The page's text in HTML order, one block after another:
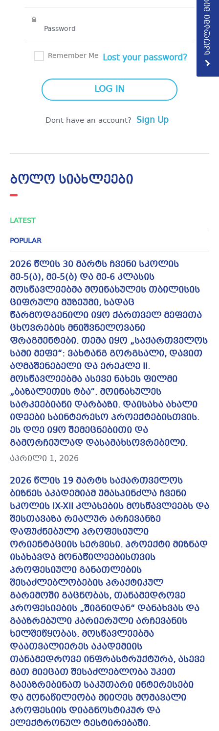
Remember Me Lost your password?
Dont have an account? Sign Up
ბოლო სიახლეები
LATEST
POPULAR
2026 წლის 30 მარტს ჩვენი სკოლის
მე-5(ა), მე-5(ბ) და მე-6 კლასის
მოსწავლეებმა მოინახულეს თბილისის
ციფრული მუზეუმი, სადაც
წარმოდგენილი იყო ქართველ მეფეთა
ცხოვრების მნიშვნელოვანი
ფრაგმენტები. თემა იყო „საქართველოს
სამი მეფე“: ვახტანგ გორგსალი, დავით
აღმაშენებელი და ერეკლე II.
მოსწავლეებმა ასევე ნახეს ფილმი
„ბაზალეთის ტბა“. მოინახულეს
სარკეებიანი დარბაზი. დაისახა ახალი
იდეები საინტერესო პროექტებისთვის.
ეს დღე იყო შემეცნებითი და
გამორჩეულად დასამახსოვრებელი.
აპრილი 1, 2026
2026 წლის 19 მარტს საქართველოს
ბიზნეს აკადემიამ უმასპინძლა ჩვენი
სკოლის IX-XII კლასების მოსწავლეებს და
შესთავაზა რეალურ არჩევანზე
დაფუძნებული პროფესიული
ორიენტაციის სერვისი. პროექტი მიზნად
ისახავდა მონაწილეებისთვის
პროფესიული განათლების
შესაძლებლობების პრაქტიკულ
გარემოში გაცნობას, თანამედროვე
პროფესიების „შიგნიდან“ დანახვას და
გააზრებული კარიერული არჩევანის
ხელშეწყობას. მოსწავლეებმა
დაათვალიერეს აკადემიის
თანამედროვე ინფრასტრუქტურა, ასევე
მათ მიეცათ შესაძლებლობა უკეთ
გაეაზრებინათ საკუთარი ინტერესები
და მონაწილეობა მიიღეს მომავალი
პროფესიის დიაგნოსტიკურ და
ელექტრონულ ტესტირებაში.
სკოლაში მიღება